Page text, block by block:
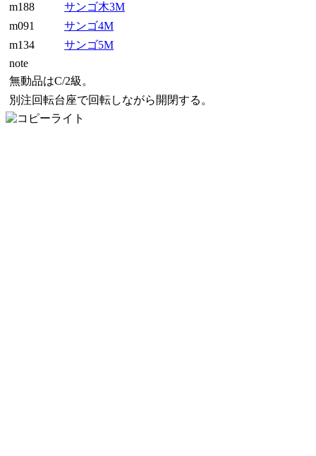
m188
サンゴ木3M
m091
サンゴ4M
m134
サンゴ5M
note
無動品はC/2級。
別注回転台座で回転しながら開閉する。